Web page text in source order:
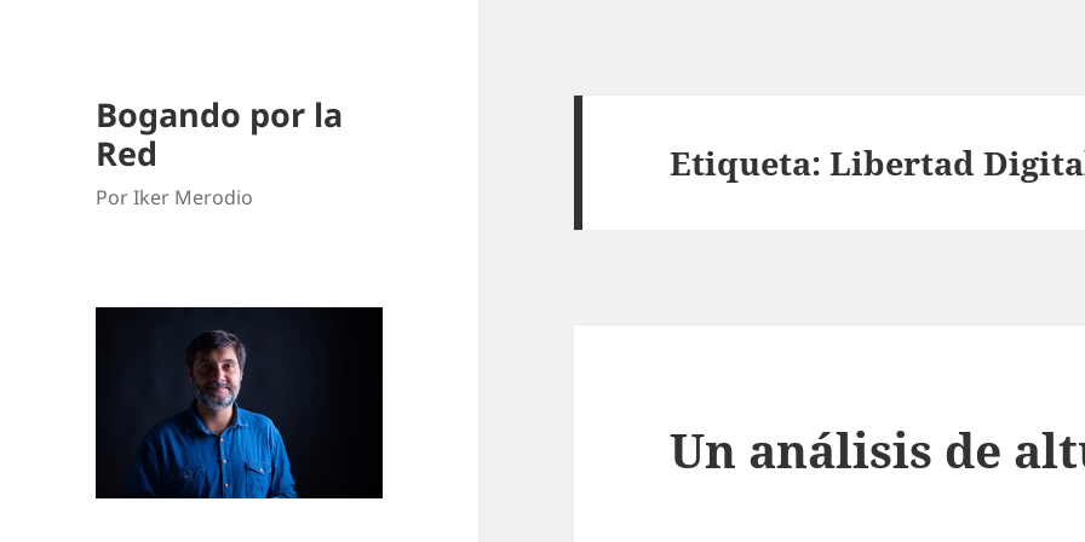
Bogando por la
Red
Por Iker Merodio
Etiqueta:Libertad
Un análisis de